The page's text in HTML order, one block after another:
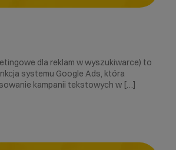
dla reklam w wyszukiwarce) to
systemu Google Ads, która
kampanii tekstowych w […]